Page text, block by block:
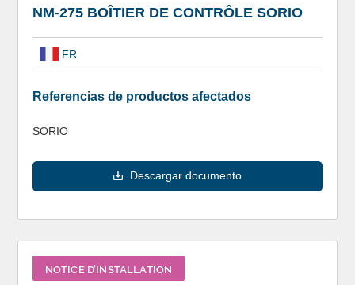
NM-275 BOÎTIER DE CONTRÔLE SORIO
FR
Referencias de productos afectados
SORIO
Descargar documento
NOTICE D’INSTALLATION